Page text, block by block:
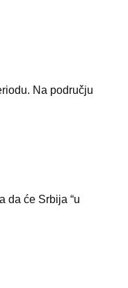
Na području
da će Srbija “u